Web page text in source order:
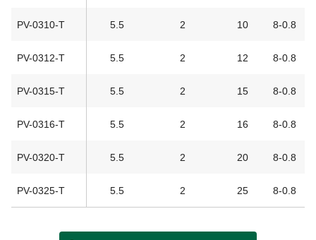
PV-0310-T 5.5 2 10 8-0.8
PV-0312-T 5.5 2 12 8-0.8
PV-0315-T 5.5 2 15 8-0.8
PV-0316-T 5.5 2 16 8-0.8
PV-0320-T 5.5 2 20 8-0.8
PV-0325-T 5.5 2 25 8-0.8